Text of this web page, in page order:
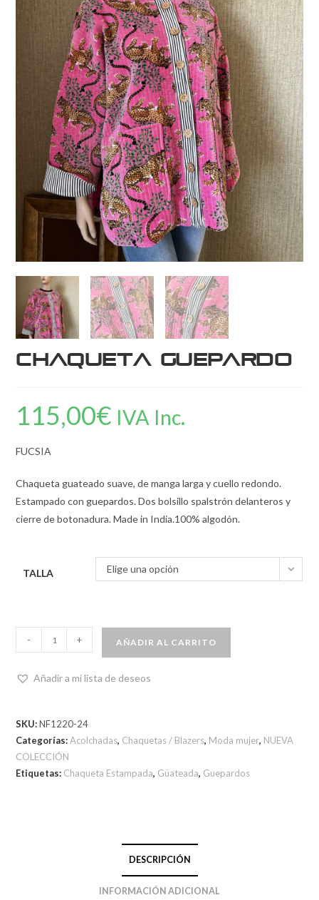
Chaqueta Guepardo
115,00€ IVA Inc.
FUCSIA
Chaqueta guateado suave, de manga larga y cuello redondo.
Estampado con guepardos. Dos bolsillo spalstrón delanteros y
cierre de botonadura. Made in India.100% algodón.
TALLA Elige una opción
- + AÑADIR AL CARRITO
Añadir a mi lista de deseos
SKU:NF1220-24
Categorías:Acolchadas, Chaquetas / Blazers, Moda mujer, NUEVA
COLECCIÓN
Etiquetas: Chaqueta Estampada, Güateada, Guepardos
DESCRIPCIÓN
INFORMACIÓN ADICIONAL